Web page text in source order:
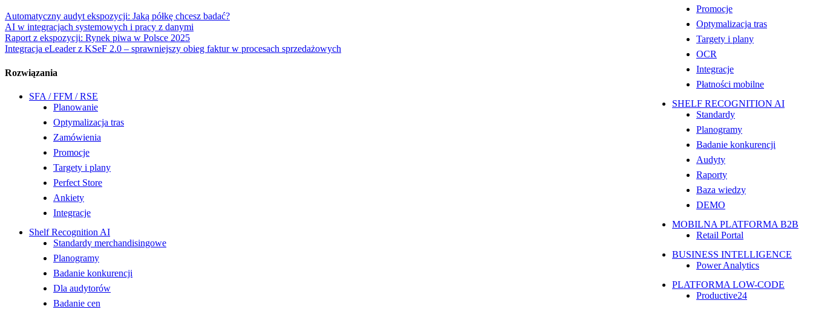
Promocje
Optymalizacja tras
Targety i plany
OCR
Integracje
Płatności mobilne
SHELF RECOGNITION AI
Standardy
Planogramy
Badanie konkurencji
Audyty
Raporty
Baza wiedzy
DEMO
MOBILNA PLATFORMA B2B
Retail Portal
BUSINESS INTELLIGENCE
Power Analytics
PLATFORMA LOW-CODE
Productive24
Automatyczny audyt ekspozycji: Jaką półkę chcesz badać?
AI w integracjach systemowych i pracy z danymi
Raport z ekspozycji: Rynek piwa w Polsce 2025
Integracja eLeader z KSeF 2.0 – sprawniejszy obieg faktur w procesach sprzedażowych
Rozwiązania
SFA / FFM / RSE
Planowanie
Optymalizacja tras
Zamówienia
Promocje
Targety i plany
Perfect Store
Ankiety
Integracje
Shelf Recognition AI
Standardy merchandisingowe
Planogramy
Badanie konkurencji
Dla audytorów
Badanie cen